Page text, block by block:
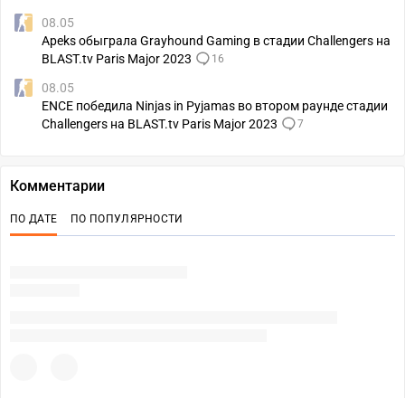
08.05
Apeks обыграла Grayhound Gaming в стадии Challengers на
BLAST.tv Paris Major 2023
16
08.05
ENCE победила Ninjas in Pyjamas во втором раунде стадии
Challengers на BLAST.tv Paris Major 2023
7
Комментарии
ПО ДАТЕ ПО ПОПУЛЯРНОСТИ